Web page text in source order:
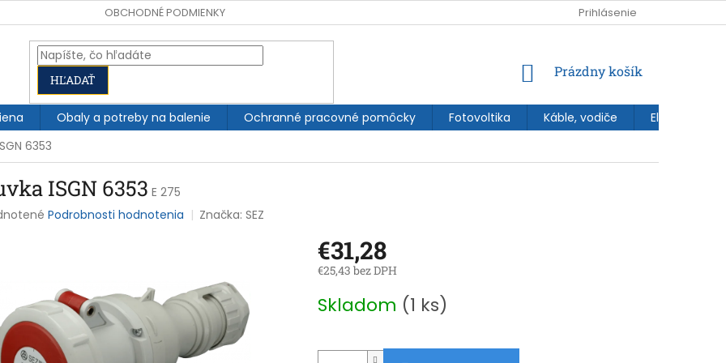
OBCHODNÉ PODMIENKY Prihlásenie
HĽADAŤ
NÁKUPNÝ
Prázdny košík
Obaly a potreby na balenie Ochranné pracovné pomôcky Fotovoltika Káble, vodiče
6353
ISGN 6353 E 275
Podrobnosti hodnotenia Značka:SEZ
€31,28
€25,43 bez DPH
cena:
Skladom (1 ks)